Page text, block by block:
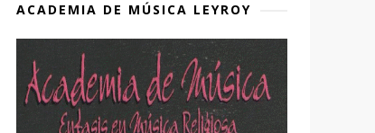
ACADEMIA DE MÚSICA LEYROY